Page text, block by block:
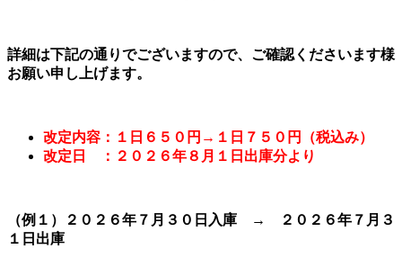
詳細は下記の通りでございますので、ご確認くださいます様
お願い申し上げます。
改定内容：１日６５０円→１日７５０円（税込み）
改定日 ：２０２６年８月１日出庫分より
（例１）２０２６年７月３０日入庫 →
２０２６年７月３
１日出庫